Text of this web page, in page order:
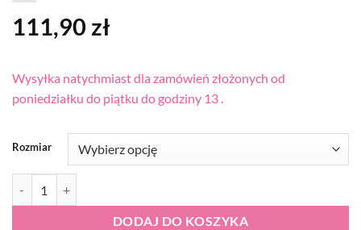
111,90 zł
Wysyłka natychmiast dla zamówień złożonych od
poniedziałku do piątku do godziny 13 .
Rozmiar
DODAJ DO KOSZYKA